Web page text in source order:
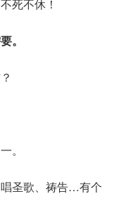
死不休！
。
。
圣歌、祷告…有个